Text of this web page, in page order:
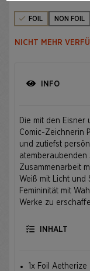
FOIL NON FOIL
NICHT MEHR
INFO
Die mit den Eisner
Comic-Zeichnerin
und zutiefst
atemberaubenden
Zusammenarbeit
Weiß mit Licht und
Femininität mit
Werke zu
INHALT
1x Foil Aetherize